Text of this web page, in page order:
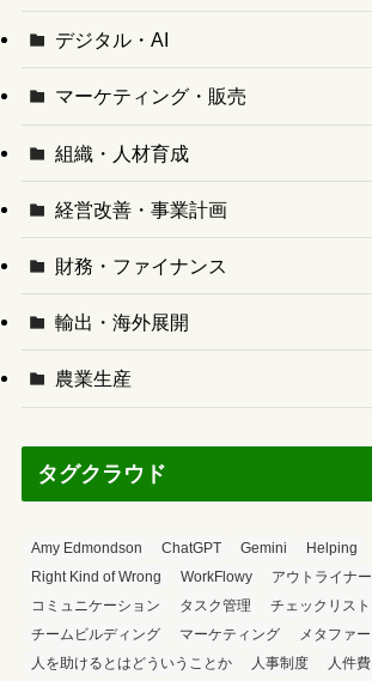
デジタル・AI
マーケティング・販売
組織・人材育成
経営改善・事業計画
財務・ファイナンス
輸出・海外展開
農業生産
タグクラウド
Amy Edmondson ChatGPT Gemini
Helping
Right Kind of Wrong
WorkFlowy
アウトライナー
コミュニケーション
タスク管理
チェックリスト
チームビルディング
マーケティング
メタファー
人を助けるとはどういうことか
人事制度 人件費